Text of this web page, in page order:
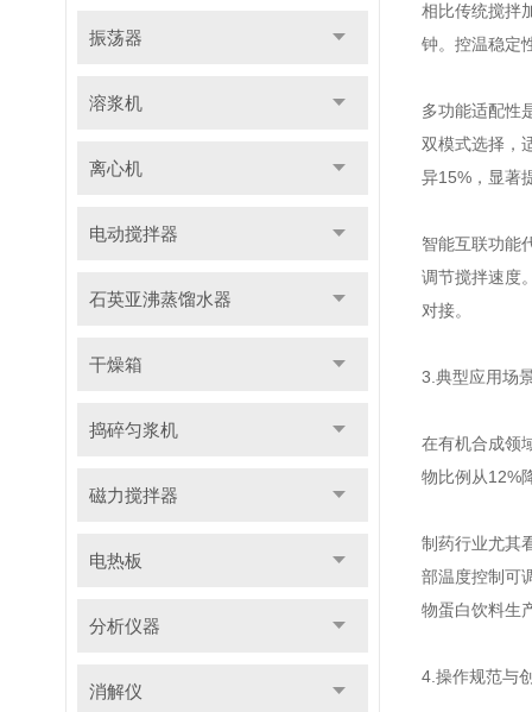
振荡器
溶浆机
离心机
电动搅拌器
石英亚沸蒸馏水器
干燥箱
捣碎匀浆机
磁力搅拌器
电热板
分析仪器
消解仪
相比传统搅拌
钟。控温稳定
多功能适配性
双模式选择，
异15%，显著
智能互联功能
调节搅拌速度
对接。
3.典型应用场
在有机合成领
物比例从12%
制药行业尤其
部温度控制可
物蛋白饮料生
4.操作规范与